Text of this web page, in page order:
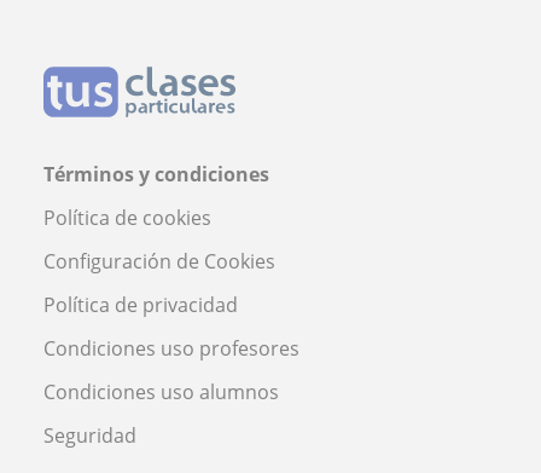
Términos y condiciones
Política de cookies
Configuración de Cookies
Política de privacidad
Condiciones uso profesores
Condiciones uso alumnos
Seguridad